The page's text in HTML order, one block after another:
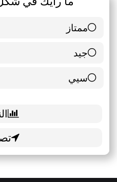
ممتاز
6 ( 85.71 % )
جيد
0 ( 0 % )
سيي
1 ( 14.29 % )